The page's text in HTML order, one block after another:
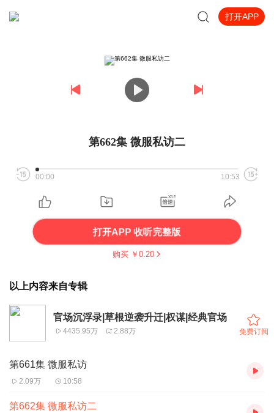
打开APP
第662集 微服私访二
00:00 10:53
打开APP 收听完整版
购买 ￥ 0.20
以上内容来自专辑
官场沉浮录|草根逆袭升迁|权谋|经典官场
4435.95万 2.88万 免费订阅
第661集 微服私访
2.09万 10:58
第662集 微服私访二